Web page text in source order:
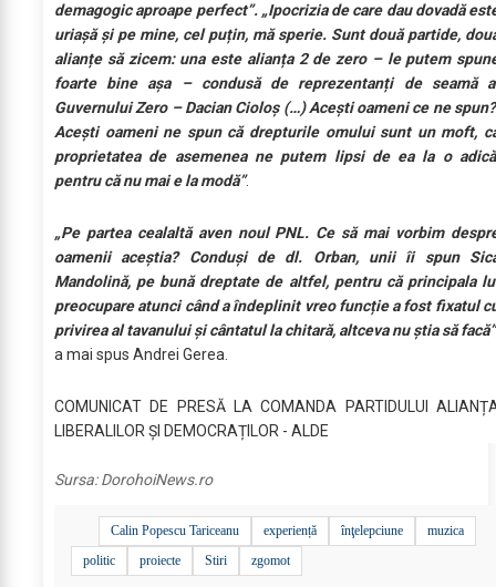
demagogic aproape perfect”. „Ipocrizia de care dau dovadă
uriașă și pe mine, cel puțin, mă sperie. Sunt două partide,
alianțe să zicem: una este alianța 2 de zero – le putem
foarte bine așa – condusă de reprezentanți de seamă
Guvernului Zero – Dacian Cioloș (…) Acești oameni ce ne
Acești oameni ne spun că drepturile omului sunt un moft,
proprietatea de asemenea ne putem lipsi de ea la o
pentru că nu mai e la modă”.
„Pe partea cealaltă aven noul PNL. Ce să mai vorbim
oamenii aceștia? Conduși de dl. Orban, unii îi spun
Mandolină, pe bună dreptate de altfel, pentru că principala
preocupare atunci când a îndeplinit vreo funcție a fost fixatul
privirea al tavanului și cântatul la chitară, altceva nu știa să
a mai spus Andrei Gerea.
COMUNICAT DE PRESĂ LA COMANDA PARTIDULUI
LIBERALILOR ȘI DEMOCRAȚILOR - ALDE
Sursa:DorohoiNews.ro
Calin Popescu Tariceanu experiență înţelepciune
muzica
politic
proiecte Stiri zgomot